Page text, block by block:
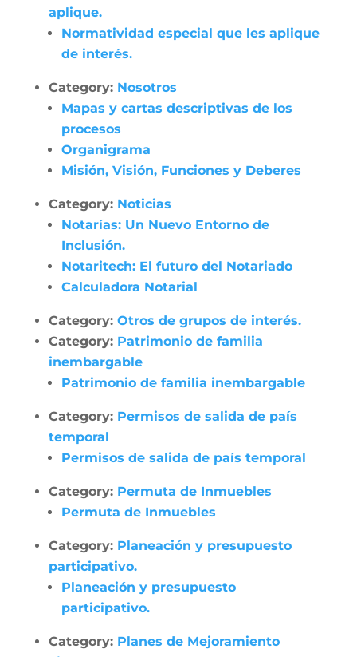
aplique.
Normatividad especial que les aplique
de interés.
Category: Nosotros
Mapas y cartas descriptivas de los
procesos
Organigrama
Misión, Visión, Funciones y Deberes
Category: Noticias
Notarías: Un Nuevo Entorno de
Inclusión.
Notaritech: El futuro del Notariado
Calculadora Notarial
Category: Otros de grupos de interés.
Category: Patrimonio de familia
inembargable
Patrimonio de familia inembargable
Category: Permisos de salida de país
temporal
Permisos de salida de país temporal
Category: Permuta de Inmuebles
Permuta de Inmuebles
Category: Planeación y presupuesto
participativo.
Planeación y presupuesto
participativo.
Category: Planes de Mejoramiento